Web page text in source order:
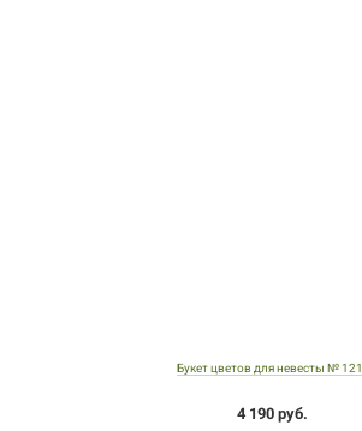
Букет цветов для невесты № 121
4 190 руб.